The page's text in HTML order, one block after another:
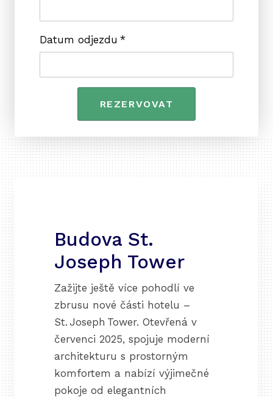
Datum odjezdu *
REZERVOVAT
Budova St.
Joseph Tower
Zažijte ještě více pohodlí ve
zbrusu nové části hotelu –
St. Joseph Tower. Otevřená v
červenci 2025, spojuje moderní
architekturu s prostorným
komfortem a nabízí výjimečné
pokoje od elegantních